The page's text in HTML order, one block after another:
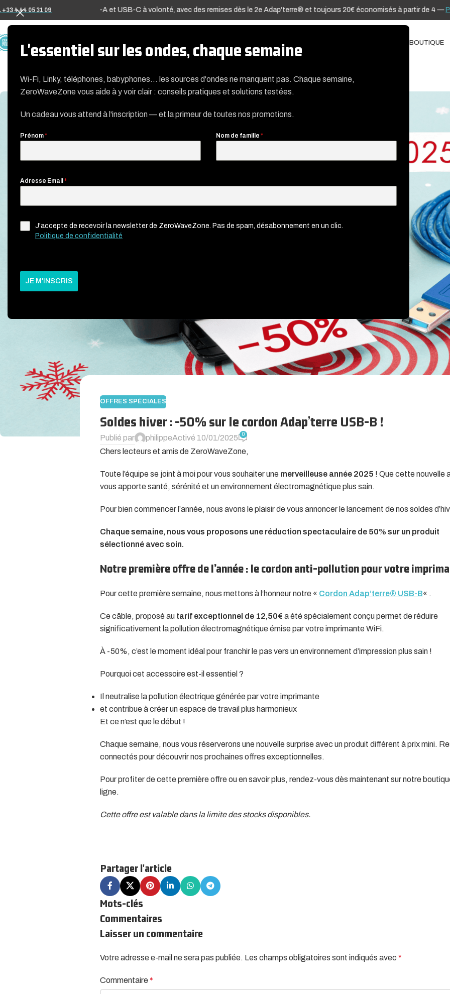
L'essentiel sur les ondes, chaque semaine
Wi-Fi, Linky, téléphones, babyphones… les sources d'ondes ne manquent pas. Chaque semaine,
ZeroWaveZone vous aide à y voir clair : conseils pratiques et solutions testées.
Un cadeau vous attend à l'inscription — et la primeur de toutes nos promotions.
Prénom* Nom de famille *
Adresse Email *
J'accepte de recevoir la newsletter de ZeroWaveZone. Pas de spam, désabonnement en un clic.
Politique de confidentialité
JE M'INSCRIS
+33 4 44 05 31 09
: combinez USB-A et USB-C à volonté, avec des remises dès le 2e Adap'terre® et toujours 20€ économisés à partir de 4 —Profiter
A PROPOS TÉLÉDIAGNOSTIC BOUTIQUE
OFFRES SPÉCIALES
Soldes hiver : -50% sur le cordon Adap’terre USB-B !
Publié par philippeActivé 10/01/2025 0
Chers lecteurs et amis de ZeroWaveZone,
Toute l’équipe se joint à moi pour vous souhaiter une merveilleuse année 2025 ! Que cette nouvelle
vous apporte santé, sérénité et un environnement électromagnétique plus sain.
Pour bien commencer l’année, nous avons le plaisir de vous annoncer le lancement de nos soldes
Chaque semaine, nous vous proposons une réduction spectaculaire de 50% sur un produit
sélectionné avec soin.
Notre première offre de l’année : le cordon anti-pollution pour votre
Pour cette première semaine, nous mettons à l’honneur notre « Cordon Adap’terre® USB-B« .
Ce câble, proposé au tarif exceptionnel de 12,50€ a été spécialement conçu permet de réduire
significativement la pollution électromagnétique émise par votre imprimante WiFi.
À -50%, c’est le moment idéal pour franchir le pas vers un environnement d’impression plus sain !
Pourquoi cet accessoire est-il essentiel ?
Il neutralise la pollution électrique générée par votre imprimante
et contribue à créer un espace de travail plus harmonieux
Et ce n’est que le début !
Chaque semaine, nous vous réserverons une nouvelle surprise avec un produit différent à prix mini.
connectés pour découvrir nos prochaines offres exceptionnelles.
Pour profiter de cette première offre ou en savoir plus, rendez-vous dès maintenant sur notre
ligne.
Cette offre est valable dans la limite des stocks disponibles.
Partager l'article
Mots-clés
Commentaires
Laisser un commentaire
Votre adresse e-mail ne sera pas publiée. Les champs obligatoires sont indiqués avec *
Commentaire*
Alternative: